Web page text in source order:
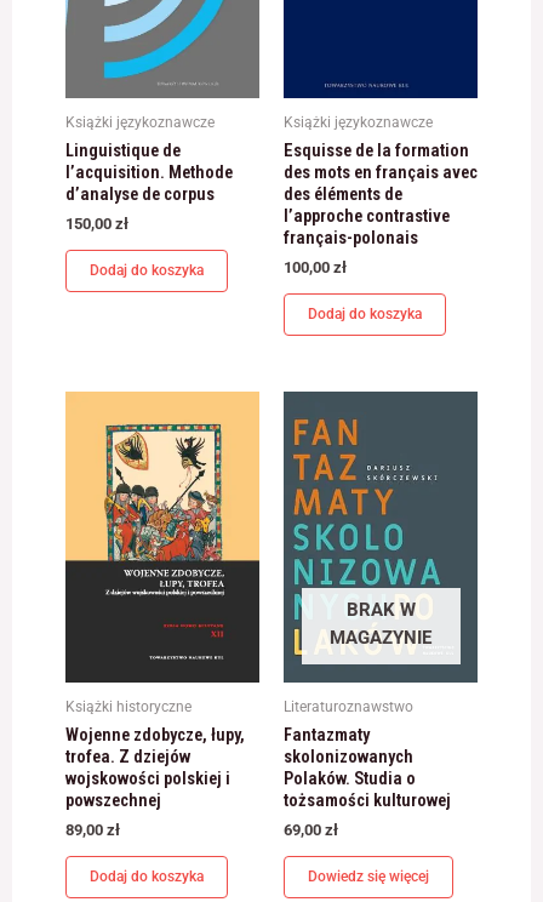
Książki językoznawcze
Linguistique de
l’acquisition. Methode
d’analyse de corpus
150,00 zł
Dodaj do koszyka
Książki językoznawcze
Esquisse de la formation
des mots en français avec
des éléments de
l’approche contrastive
français-polonais
100,00 zł
Dodaj do koszyka
Książki historyczne
Wojenne zdobycze, łupy,
trofea. Z dziejów
wojskowości polskiej i
powszechnej
89,00 zł
Dodaj do koszyka
BRAK W
MAGAZYNIE
Literaturoznawstwo
Fantazmaty
skolonizowanych
Polaków. Studia o
tożsamości kulturowej
69,00 zł
Dowiedz się więcej